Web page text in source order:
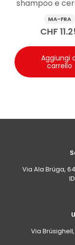
Domanda:
pulitore per
Pulicasco?
altamente
libere o fonti di
il contenitore,
esporre a
shampoo e
l
MA-FRA
CHF
Aggiungi
carrello
Via Ala Brüga,
Via